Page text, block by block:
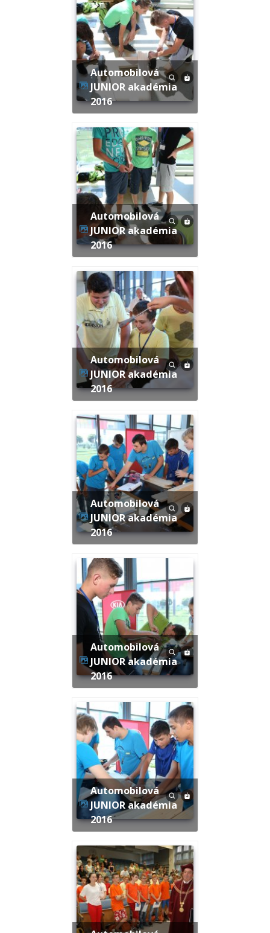
Automobilová
JUNIOR akadémia
2016
Automobilová
JUNIOR akadémia
2016
Automobilová
JUNIOR akadémia
2016
Automobilová
JUNIOR akadémia
2016
Automobilová
JUNIOR akadémia
2016
Automobilová
JUNIOR akadémia
2016